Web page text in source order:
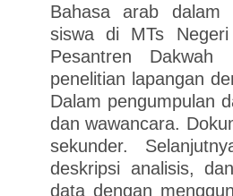
Bahasa arab dalam
siswa di MTs
Pesantren Dakwah
penelitian lapangan
Dalam pengumpulan
dan wawancara.
sekunder.
deskripsi analisis,
data dengan